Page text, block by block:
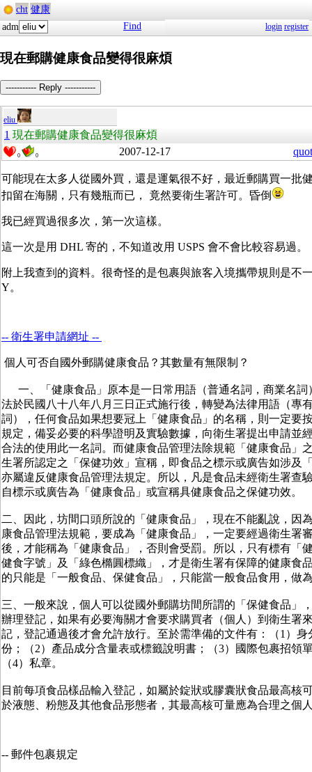
cht 健康
adm
Find login register
現在郵購健康食品變得很麻煩
----------- Reply -----------
eliu
1 現在郵購健康食品變得很麻煩
0 0 2007-12-17
可能現在太多人從國外買，還是運氣很不好，最近郵購買一批
扣留在海關，只有幾瓶而已， 竟然要衛生署許可。昏倒
我已經買過很多次，第一次這樣。
這一次是用 DHL 寄的，不知道改用 USPS 會不會比較容易過。
附上我查到的資料。很奇怪的是包裹與旅客入境攜帶規則是不
Y。
-- 衛生署申請網址 --
個人可否自國外郵購健康食品？其數量有無限制？
一、「健康食品」原本是一日常用語（普通名詞，商業名詞
法於民國八十八年八月三日正式施行後，轉變為法律用語（專
詞），任何食品如果想要冠上「健康食品」的名稱，則一定要
規定，備妥必要的科學證明及實驗數據，向衛生署提出申請並
合法的使用此一名詞。而健康食品管理法除規範「健康食品」
生署所認定之「保健功效」宣稱，即食品之標示或廣告如涉及
亦屬違反健康食品管理法規定。所以，凡是食品未經衛生署查
自標示或廣告為「健康食品」或宣稱具健康食品之保健功效。
二、因此，坊間口頭所說的「健康食品」，現在不能亂說，因
康食品管理法規範，要成為「健康食品」，一定要經過衛生署
後，才能稱為「健康食品」，否則會受罰。所以，只有標有「
健食字號」及「綠色橢圓標織」，才是衛生署有保障的健康食
的只能是「一般食品、保健食品」，只能當一般食品食用，做
三、一般來說，個人可以從國外郵購坊間所謂的「保健食品」
辦理登記，如果有必要海關才會要求購買者（個人）到衛生署
記，登記通過後才會允許放行。至於需準備的文件有：（1）身
份；（2）產品成分含量表或標籤說明書；（3）國際包裹招領
（4）私章。
目前每項食品樣品輸入登記，如屬於錠狀或膠囊狀食品最高核
於液態、粉態及其他食品形態者，其最高核可量應為合理之個
-- 郵件包裹規定